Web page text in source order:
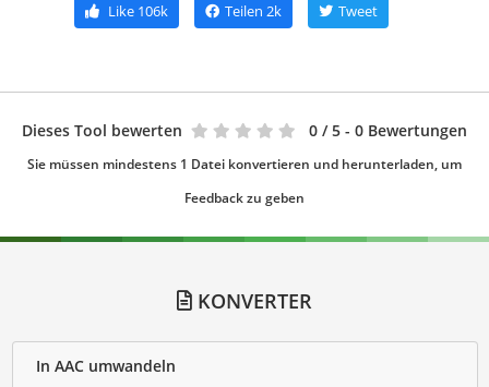
Like 106k Teilen 2k Tweet
Dieses Tool bewerten 0 / 5 - 0 Bewertungen
Sie müssen mindestens 1 Datei konvertieren und herunterladen, um
Feedback zu geben
KONVERTER
In AAC umwandeln